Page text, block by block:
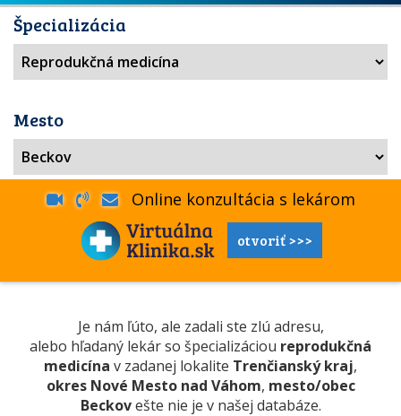
Špecializácia
Mesto
Online konzultácia s lekárom
otvoriť >>>
Je nám ľúto, ale zadali ste zlú adresu,
alebo hľadaný lekár so špecializáciou reprodukčná
medicína v zadanej lokalite Trenčianský kraj,
okres Nové Mesto nad Váhom, mesto/obec
Beckovešte nie je v našej databáze.